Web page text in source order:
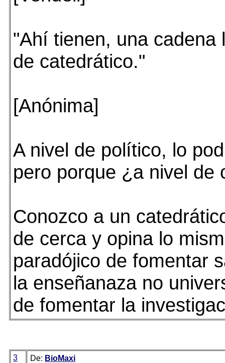
"Ahí tienen, una cadena
de catedrático."
[Anónima]
A nivel de político, lo
pero porque ¿a nivel de
Conozco a un
de cerca y opina lo
paradójico de fomentar
la enseñanaza no
de fomentar la
3 De: BioMaxi